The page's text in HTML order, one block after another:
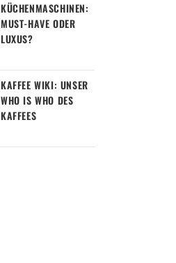
KÜCHENMASCHINEN:
MUST-HAVE ODER
LUXUS?
KAFFEE WIKI: UNSER
WHO IS WHO DES
KAFFEES